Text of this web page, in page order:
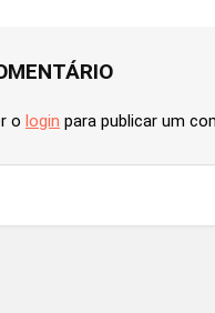
o login para publicar um